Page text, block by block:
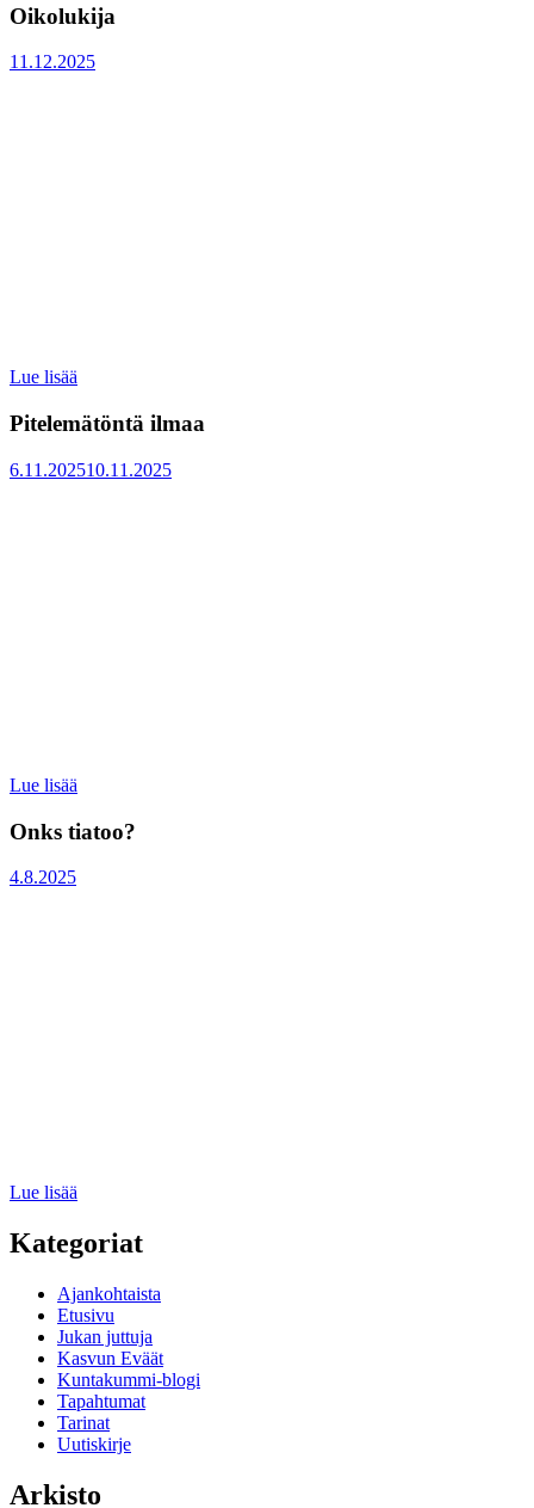
kummiyrityksen
kokemuksensa
ja
Oikolukija
Julkaistu
11.12.2025
Lue lisää
Pitelemätöntä ilmaa
Julkaistu
6.11.202510.11.2025
Lue lisää
ilmaa
Onks tiatoo?
Julkaistu
4.8.2025
Lue lisää
tiatoo?
Kategoriat
Ajankohtaista
Etusivu
Jukan juttuja
Kasvun Eväät
Kuntakummi-blogi
Tapahtumat
Tarinat
Uutiskirje
Arkisto